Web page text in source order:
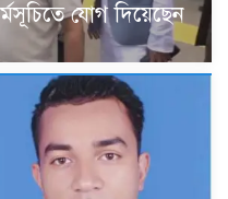
যোগ দিয়েছেন